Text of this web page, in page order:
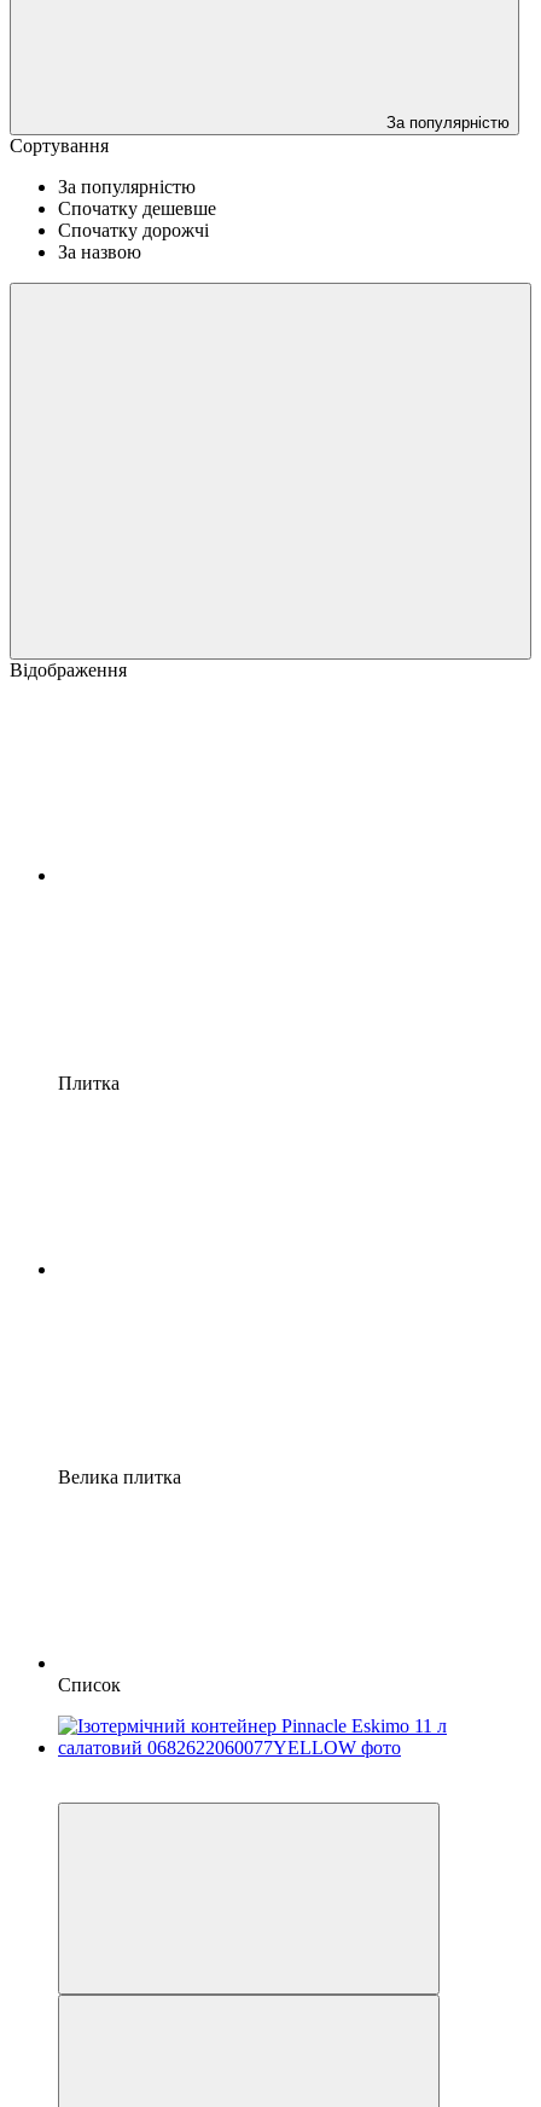
За популярністю
Сортування
За популярністю
Спочатку дешевше
Спочатку дорожчі
За назвою
Відображення
Плитка
Велика плитка
Список